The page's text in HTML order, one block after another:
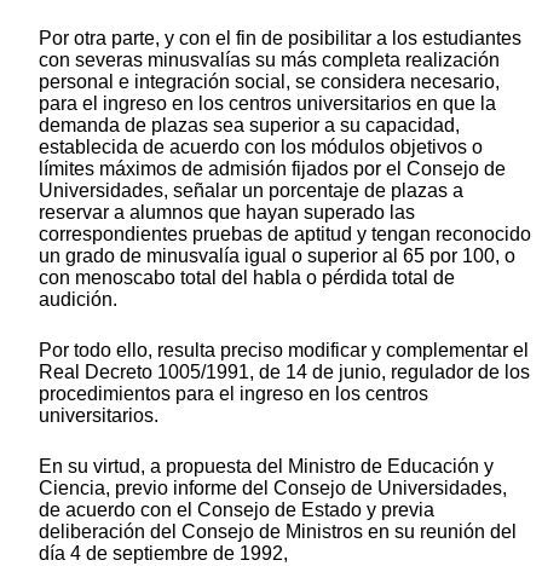
Por otra parte, y con el fin de posibilitar a los estudiantes
con severas minusvalías su más completa realización
personal e integración social, se considera necesario,
para el ingreso en los centros universitarios en que la
demanda de plazas sea superior a su capacidad,
establecida de acuerdo con los módulos objetivos o
límites máximos de admisión fijados por el Consejo de
Universidades, señalar un porcentaje de plazas a
reservar a alumnos que hayan superado las
correspondientes pruebas de aptitud y tengan reconocido
un grado de minusvalía igual o superior al 65 por 100, o
con menoscabo total del habla o pérdida total de
audición.
Por todo ello, resulta preciso modificar y complementar el
Real Decreto 1005/1991, de 14 de junio, regulador de los
procedimientos para el ingreso en los centros
universitarios.
En su virtud, a propuesta del Ministro de Educación y
Ciencia, previo informe del Consejo de Universidades,
de acuerdo con el Consejo de Estado y previa
deliberación del Consejo de Ministros en su reunión del
día 4 de septiembre de 1992,